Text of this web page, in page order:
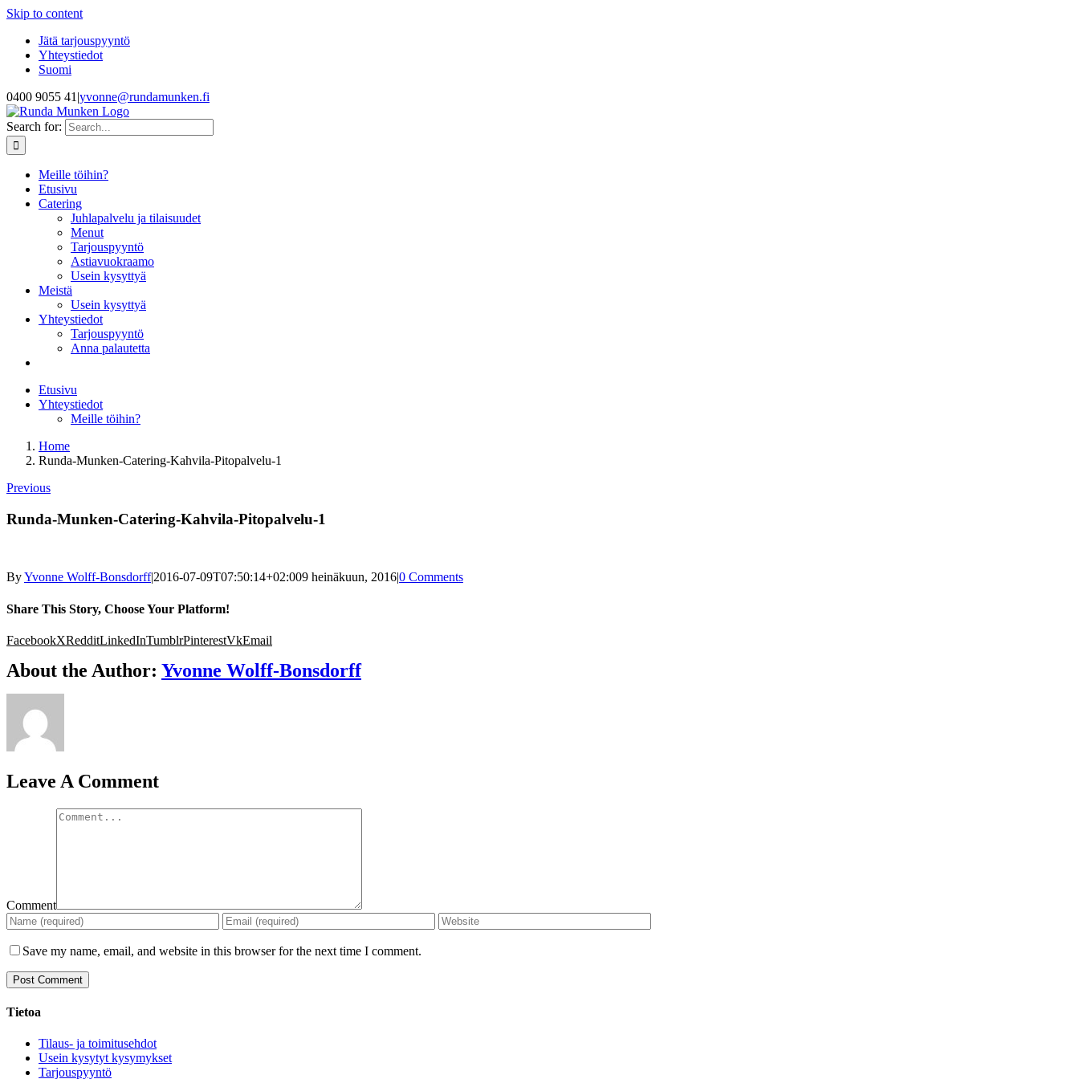
Skip to content
Jätä tarjouspyyntö
Yhteystiedot
Suomi
0400 9055 41 |yvonne@rundamunken.fi
Search for:
Meille töihin?
Etusivu
Catering
Juhlapalvelu ja tilaisuudet
Menut
Tarjouspyyntö
Astiavuokraamo
Usein kysyttyä
Meistä
Usein kysyttyä
Yhteystiedot
Tarjouspyyntö
Anna palautetta
Etusivu
Yhteystiedot
Meille töihin?
Home
Runda-Munken-Catering-Kahvila-Pitopalvelu-1
Previous
Runda-Munken-Catering-Kahvila-Pitopalvelu-1
ByYvonne Wolff-Bonsdorff|2016-07-09T07:50:14+02:009 heinäkuun, 2016|0 Comments
Share This Story, Choose Your Platform!
FacebookXRedditLinkedInTumblrPinterestVkEmail
About the Author: Yvonne Wolff-Bonsdorff
Leave A Comment
Comment
Save my name, email, and website in this browser for the next time I comment.
Tietoa
Tilaus- ja toimitusehdot
Usein kysytyt kysymykset
Tarjouspyyntö